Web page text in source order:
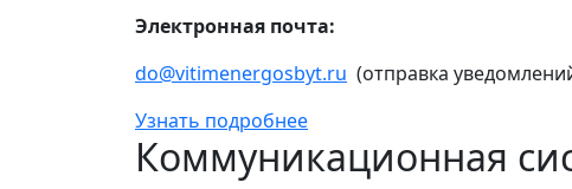
Электронная почта:
do@vitimenergosbyt.ru (отправка
Узнать подробнее
Коммуникационная